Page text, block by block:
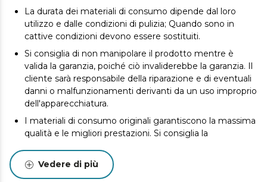
La durata dei materiali di consumo dipende dal loro
utilizzo e dalle condizioni di pulizia; Quando sono in
cattive condizioni devono essere sostituiti.
Si consiglia di non manipolare il prodotto mentre è
valida la garanzia, poiché ciò invaliderebbe la garanzia. Il
cliente sarà responsabile della riparazione e di eventuali
danni o malfunzionamenti derivanti da un uso improprio
dell'apparecchiatura.
I materiali di consumo originali garantiscono la massima
qualità e le migliori prestazioni. Si consiglia la
Vedere di più